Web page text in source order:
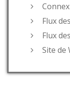
Flux
Flux
Site de